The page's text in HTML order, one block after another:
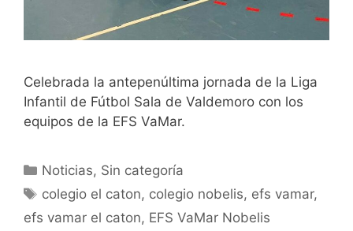
Celebrada la antepenúltima jornada de la Liga
Infantil de Fútbol Sala de Valdemoro con los
equipos de la EFS VaMar.
Categorías
Noticias, Sin categoría
Etiquetas
colegio el caton, colegio nobelis, efs vamar,
efs vamar el caton, EFS VaMar Nobelis